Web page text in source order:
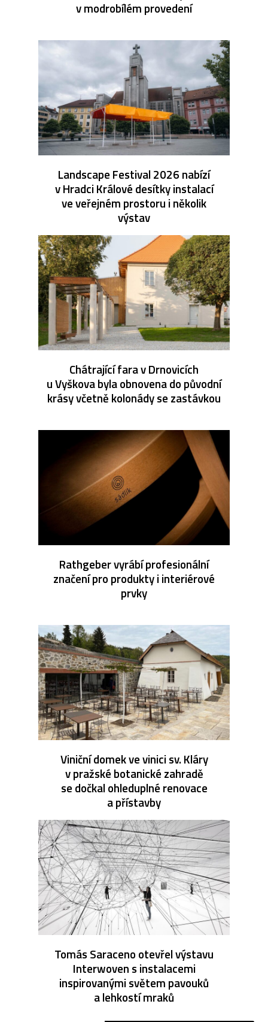
v modrobílém provedení
Landscape Festival 2026 nabízí
v Hradci Králové desítky instalací
ve veřejném prostoru i několik
výstav
Chátrající fara v Drnovicích
u Vyškova byla obnovena do původní
krásy včetně kolonády se zastávkou
Rathgeber vyrábí profesionální
značení pro produkty i interiérové
prvky
Viniční domek ve vinici sv. Kláry
v pražské botanické zahradě
se dočkal ohleduplné renovace
a přístavby
Tomás Saraceno otevřel výstavu
Interwoven s instalacemi
inspirovanými světem pavouků
a lehkostí mraků